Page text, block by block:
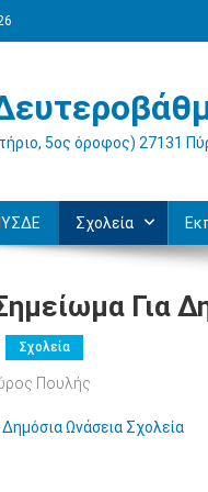
5ος όροφος) 27131
Σχολεία
Για
Σχολεία
Πουλής
Ωνάσεια Σχολεία